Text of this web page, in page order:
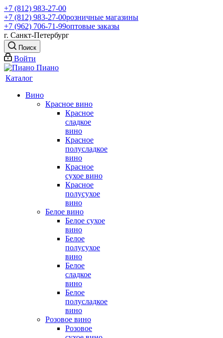
+7 (812) 983-27-00
+7 (812) 983-27-00розничные магазины
+7 (962) 706-71-99оптовые заказы
г. Санкт-Петербург
Поиск
Войти
Каталог
Вино
Красное вино
Красное
сладкое
вино
Красное
полусладкое
вино
Красное
сухое вино
Красное
полусухое
вино
Белое вино
Белое сухое
вино
Белое
полусухое
вино
Белое
сладкое
вино
Белое
полусладкое
вино
Розовое вино
Розовое